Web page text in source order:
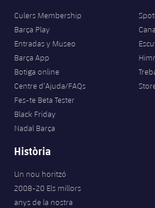
Classificació
Resultats
Classificació
Hockey Herba Femení
Actualitat
Plantilla
Agenda
Escola de Patinatge
Rugby
plusicon
més
Actualitat
Jugadors
Calendari
Classificació
Voleibol
plusicon
més
Apunta't a les amateurs
plusicon
més
Carnet de l'Esportista
PLUSICON
MÉS
League of Legends
VALORANT Rising
Culers Membership
Barça Play
Entradas y Museo
Barça App
Botiga online
Centre d’Ajuda/FAQs
Fes-te Beta Tester
Black Friday
Nadal Barça
Història
Un nou horitzó
2008-20 Els millors
anys de la nostra